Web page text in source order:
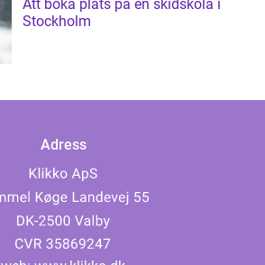
Att boka plats på en skidskola i
Stockholm
Adress